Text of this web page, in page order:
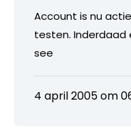
Account is nu
testen. Inderdaad
see
4 april 2005 om